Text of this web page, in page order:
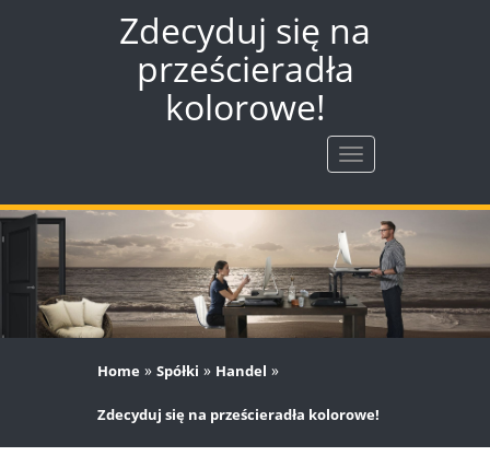
Zdecyduj się na
prześcieradła
kolorowe!
Rozwiń
nawigację
Home » Spółki » Handel »
Zdecyduj się na prześcieradła kolorowe!